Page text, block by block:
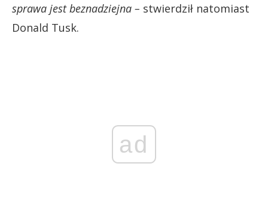
sprawa jest beznadziejna – stwierdził natomiast
Donald Tusk.
ad